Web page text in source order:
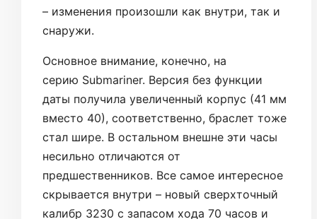
– изменения произошли как внутри, так и
снаружи.
Основное внимание, конечно, на
серию Submariner. Версия без функции
даты получила увеличенный корпус (41 мм
вместо 40), соответственно, браслет тоже
стал шире. В остальном внешне эти часы
несильно отличаются от
предшественников. Все самое интересное
скрывается внутри – новый сверхточный
калибр 3230 с запасом хода 70 часов и